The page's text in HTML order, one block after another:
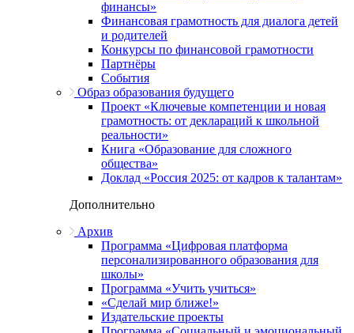
финансы»
Финансовая грамотность для диалога детей
и родителей
Конкурсы по финансовой грамотности
Партнёры
События
Образ образования будущего
Проект «Ключевые компетенции и новая
грамотность: от деклараций к школьной
реальности»
Книга «Образование для сложного
общества»
Доклад «Россия 2025: от кадров к талантам»
Дополнительно
Архив
Программа «Цифровая платформа
персонализированного образования для
школы»
Программа «Учить учиться»
«Сделай мир ближе!»
Издательские проекты